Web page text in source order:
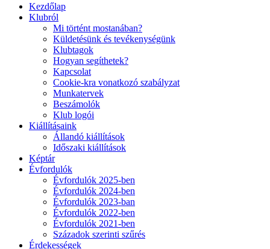
Kezdőlap
Klubról
Mi történt mostanában?
Küldetésünk és tevékenységünk
Klubtagok
Hogyan segíthetek?
Kapcsolat
Cookie-kra vonatkozó szabályzat
Munkatervek
Beszámolók
Klub logói
Kiállításaink
Állandó kiállítások
Időszaki kiállítások
Képtár
Évfordulók
Évfordulók 2025-ben
Évfordulók 2024-ben
Évfordulók 2023-ban
Évfordulók 2022-ben
Évfordulók 2021-ben
Századok szerinti szűrés
Érdekességek